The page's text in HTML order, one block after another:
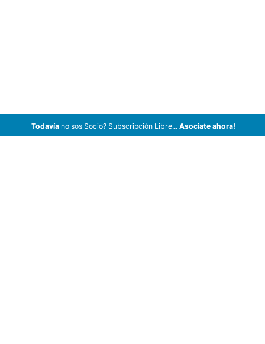
Todavíano sos Socio? Subscripción Libre... Asociate ahora!